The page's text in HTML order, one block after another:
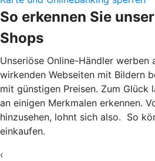
So erkennen Sie
Shops
Unseriöse Online-Händler werben
wirkenden Webseiten mit Bildern
mit günstigen Preisen. Zum Glück
an einigen Merkmalen erkennen.
hinzusehen, lohnt sich also. So
einkaufen.
‹